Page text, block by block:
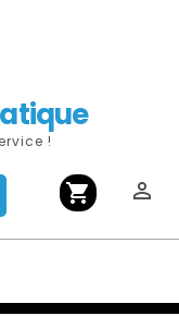
!
shopping_cart 